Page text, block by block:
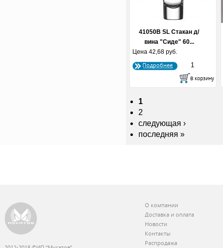
41050В SL Стакан д/
вина "Сиде" 60...
Цена 42,68 руб.
Подробнее
1
2
следующая ›
последняя »
О компании
Доставка и оплата
Новости
Контакты
Распродажа